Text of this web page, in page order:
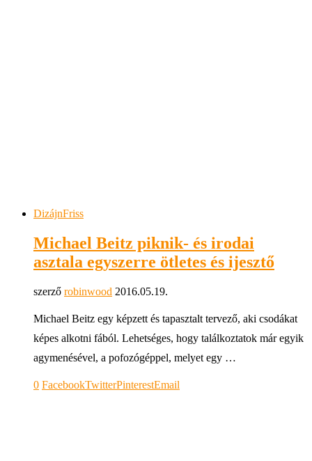
DizájnFriss
Michael Beitz piknik- és irodai
asztala egyszerre ötletes és ijesztő
szerző robinwood 2016.05.19.
Michael Beitz egy képzett és tapasztalt tervező, aki csodákat
képes alkotni fából. Lehetséges, hogy találkoztatok már egyik
agymenésével, a pofozógéppel, melyet egy …
0 FacebookTwitterPinterestEmail